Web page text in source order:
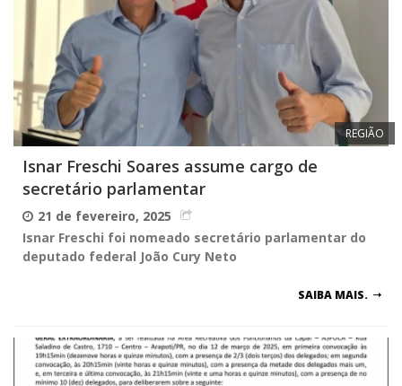
REGIÃO
Isnar Freschi Soares assume cargo de
secretário parlamentar
21 de fevereiro, 2025
Isnar Freschi foi nomeado secretário parlamentar do
deputado federal João Cury Neto
SAIBA MAIS.